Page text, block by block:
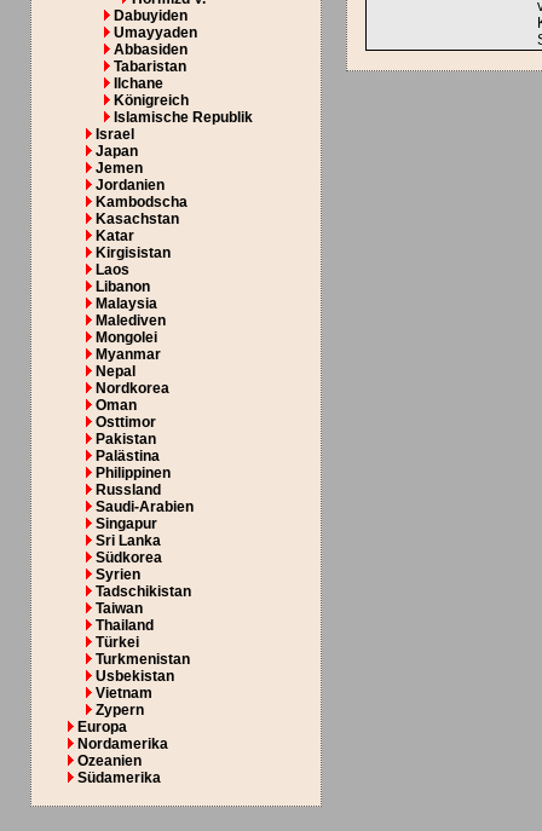
Dabuyiden
Umayyaden
Abbasiden
Tabaristan
Ilchane
Königreich
Islamische Republik
Israel
Japan
Jemen
Jordanien
Kambodscha
Kasachstan
Katar
Kirgisistan
Laos
Libanon
Malaysia
Malediven
Mongolei
Myanmar
Nepal
Nordkorea
Oman
Osttimor
Pakistan
Palästina
Philippinen
Russland
Saudi-Arabien
Singapur
Sri Lanka
Südkorea
Syrien
Tadschikistan
Taiwan
Thailand
Türkei
Turkmenistan
Usbekistan
Vietnam
Zypern
Europa
Nordamerika
Ozeanien
Südamerika